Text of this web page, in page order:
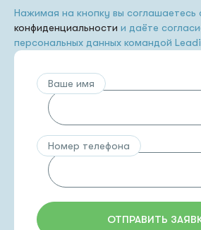
Нажимая на кнопку вы соглашаетесь
конфиденциальности и даёте
персональных данных командой
Ваше имя
Номер телефона
ОТПРАВИТЬ